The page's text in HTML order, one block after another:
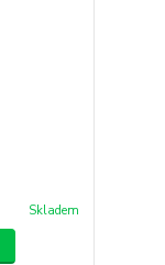
Skladem